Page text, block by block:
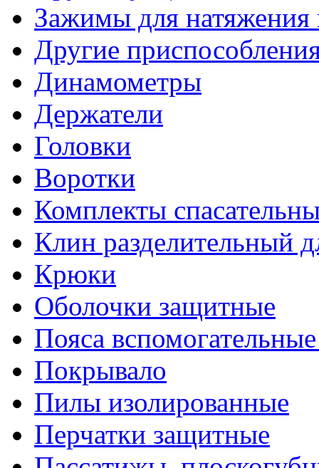
Зажимы для натяжения
Другие
Динамометры
Держатели
Головки
Воротки
Комплекты
Клин разделительный
Крюки
Оболочки защитные
Пояса
Покрывало
Пилы изолированные
Перчатки защитные